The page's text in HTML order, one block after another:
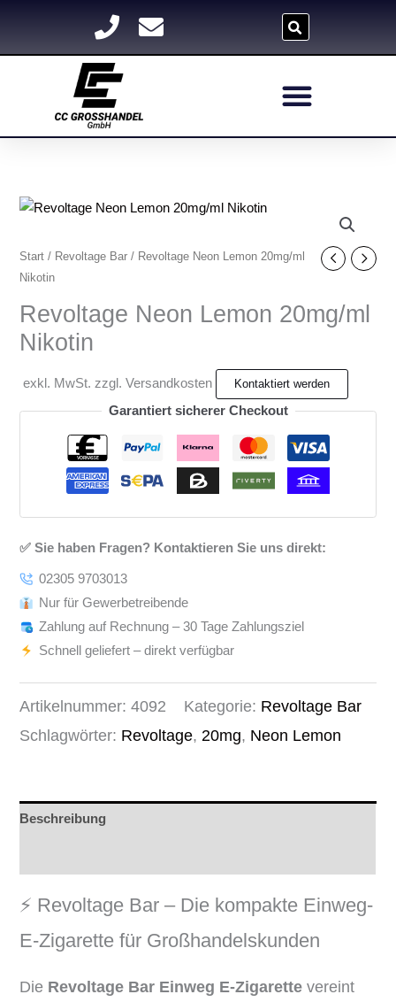
springen
Start / Revoltage Bar / Revoltage Neon Lemon 20mg/ml
Nikotin
Revoltage Neon Lemon 20mg/ml
Nikotin
exkl. MwSt. zzgl. Versandkosten
Garantiert sicherer Checkout
✅ Sie haben Fragen? Kontaktieren Sie uns direkt:
02305 9703013
Nur für Gewerbetreibende
Zahlung auf Rechnung – 30 Tage Zahlungsziel
Schnell geliefert – direkt verfügbar
Artikelnummer:4092 Kategorie: Revoltage Bar
Schlagwörter: Revoltage, 20mg, Neon Lemon
Beschreibung
⚡️ Revoltage Bar – Die kompakte Einweg-
E-Zigarette für Großhandelskunden
Die Revoltage Bar Einweg E-Zigarette vereint